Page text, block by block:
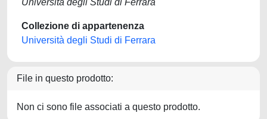
Università degli Studi di Ferrara
Collezione di appartenenza
Università degli Studi di Ferrara
File in questo prodotto:
Non ci sono file associati a questo prodotto.